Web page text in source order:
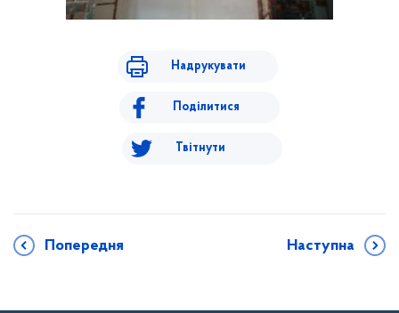
Надрукувати
Поділитися
Твітнути
Попередня Наступна